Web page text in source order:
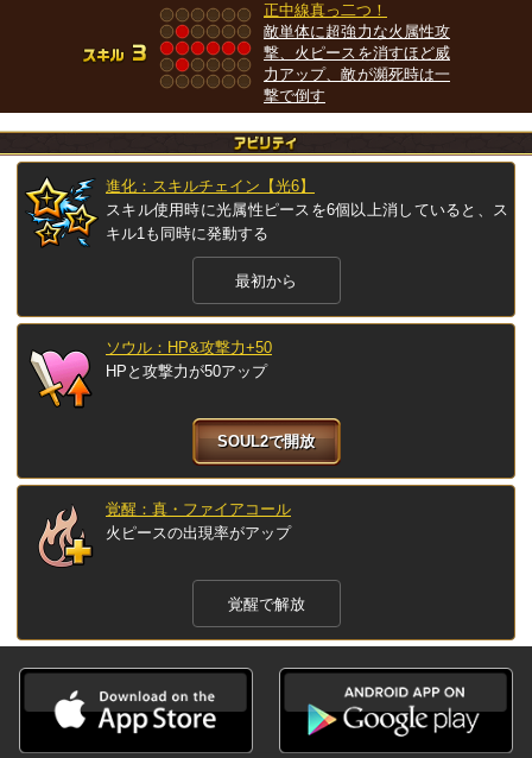
正中線真っ二つ！
敵単体に超強力な火属性攻
撃、火ピースを消すほど威
力アップ、敵が瀕死時は一
撃で倒す
進化：スキルチェイン【光6】
スキル使用時に光属性ピースを6個以上消していると、ス
キル1も同時に発動する
最初から
ソウル：HP&攻撃力+50
HPと攻撃力が50アップ
SOUL2で開放
覚醒：真・ファイアコール
火ピースの出現率がアップ
覚醒で解放